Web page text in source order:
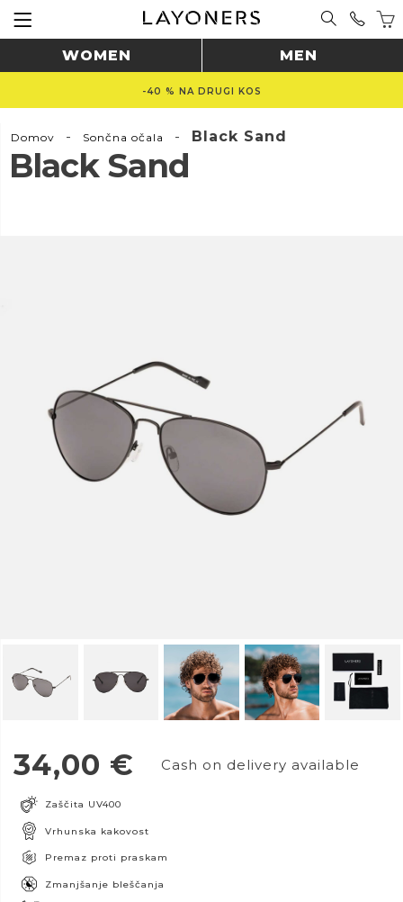
WOMEN MEN
-40 % NA DRUGI KOS
Domov - Sončna očala - Black Sand
Black Sand
34,00 € Cash on delivery available
Zaščita UV400
Vrhunska kakovost
Premaz proti praskam
Zmanjšanje bleščanja